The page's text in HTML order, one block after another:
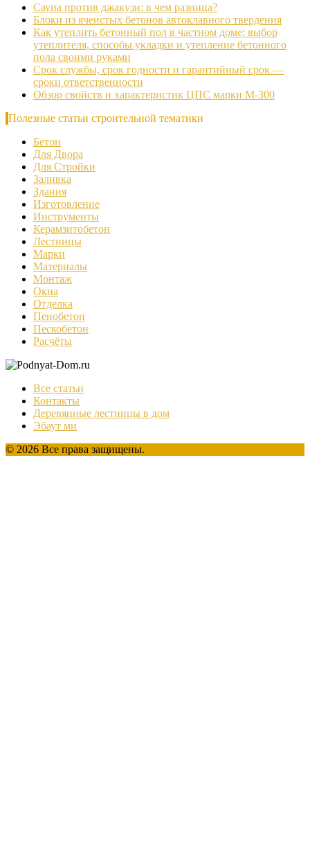
Сауна против джакузи: в чем разница?
Блоки из ячеистых бетонов автоклавного твердения
Как утеплить бетонный пол в частном доме: выбор
утеплителя, способы укладки и утепление бетонного
пола своими руками
Срок службы, срок годности и гарантийный срок —
сроки ответственности
Обзор свойств и характеристик ЦПС марки М-300
Полезные статьи строительной тематики
Бетон
Для Двора
Для Стройки
Заливка
Здания
Изготовление
Инструменты
Керамзитобетон
Лестницы
Марки
Материалы
Монтаж
Окна
Отделка
Пенобетон
Пескобетон
Расчёты
Все статьи
Контакты
Деревянные лестницы в дом
Эбаут ми
© 2026 Все права защищены.